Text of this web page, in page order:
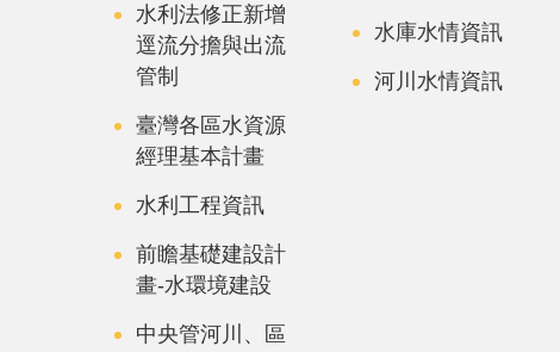
水利法修正新增
逕流分擔與出流
管制
臺灣各區水資源
經理基本計畫
水利工程資訊
前瞻基礎建設計
畫-水環境建設
中央管河川、區
水庫水情資訊
河川水情資訊